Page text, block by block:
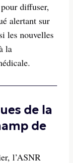
diffuser,
alertant sur
les nouvelles
la
de la
de
l’ASNR